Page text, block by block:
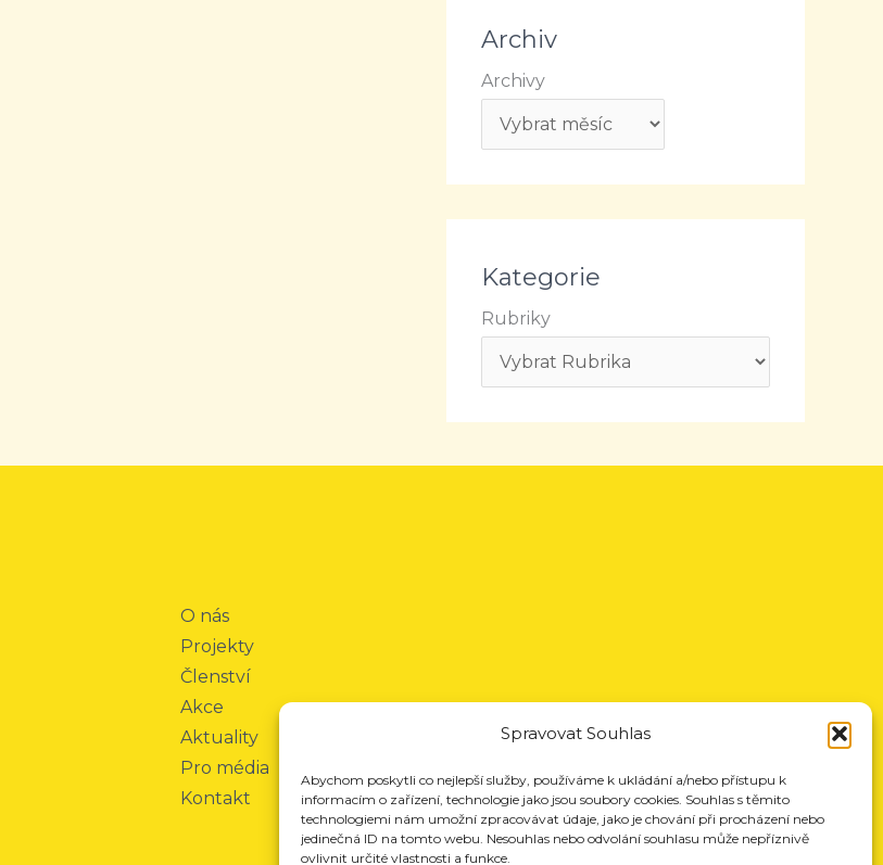
Spravovat Souhlas
Abychom poskytli co nejlepší služby, používáme k ukládání a/nebo přístupu k
informacím o zařízení, technologie jako jsou soubory cookies. Souhlas s těmito
technologiemi nám umožní zpracovávat údaje, jako je chování při procházení nebo
jedinečná ID na tomto webu. Nesouhlas nebo odvolání souhlasu může nepříznivě
ovlivnit určité vlastnosti a funkce.
Archiv
Archivy
Kategorie
Rubriky
O nás
Projekty
Členství
Akce
Aktuality
Pro média
Kontakt